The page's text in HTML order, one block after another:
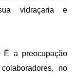
vidraçaria e
a preocupação
no